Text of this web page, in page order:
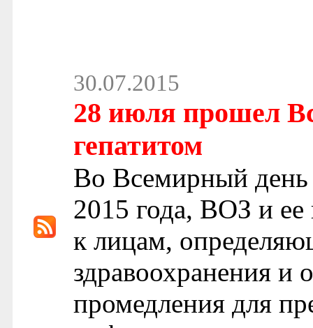
30.07.2015
28 июля прошел
гепатитом
Во Всемирный день
2015 года, ВОЗ и ее
к лицам,
здравоохранения и
промедления для